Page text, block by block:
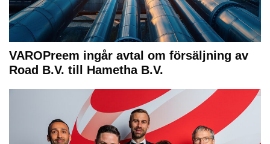
VAROPreem ingår avtal om försäljning av
Road B.V. till Hametha B.V.